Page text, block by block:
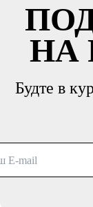
НА
Будте в